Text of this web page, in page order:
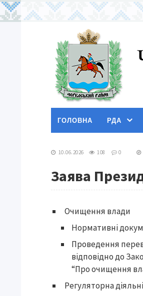
ГОЛОВНА РДА
10.06.2026 108 0
Заява
Очищення влади
Нормативні
Проведення
відповідно до
“Про очищення
Регуляторна